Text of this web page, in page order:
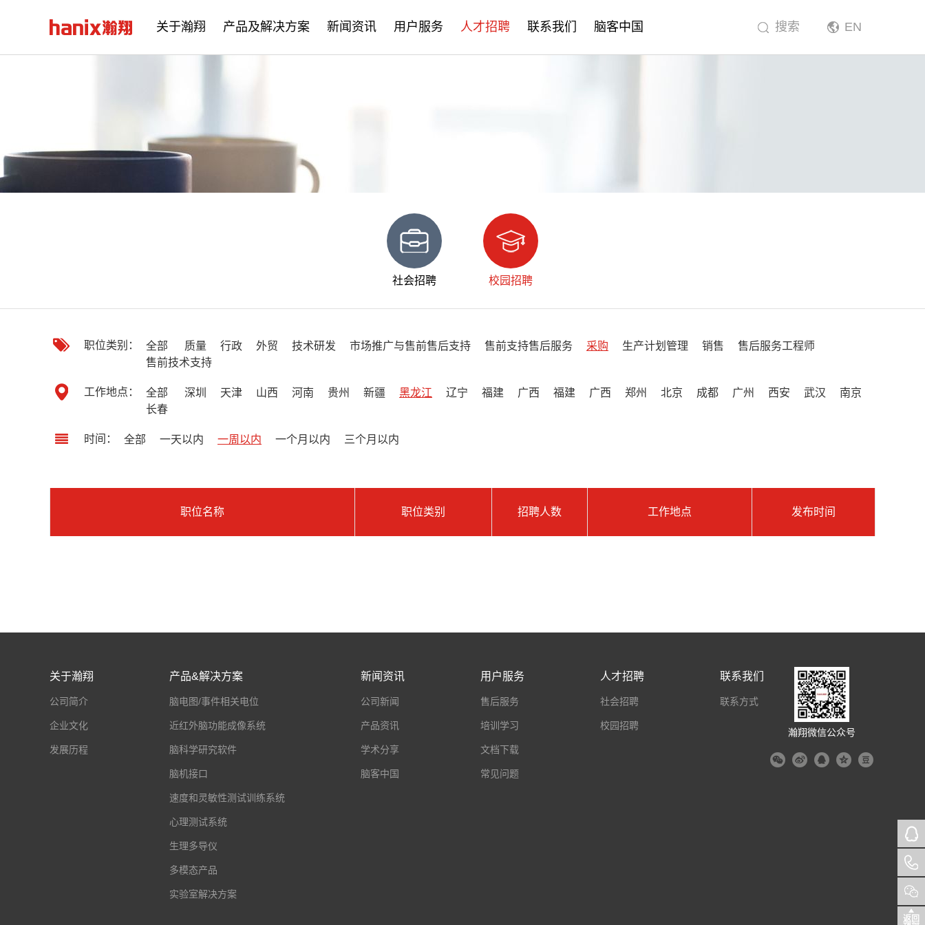
关于瀚翔 产品及解决方案 新闻资讯 用户服务 人才招聘 联系我们 脑客中国 EN
搜索
社会招聘 校园招聘
职位类别： 全部 质量 行政 外贸 技术研发 市场推广与售前售后支持 售前支持售后服务 采购 生产计划管理 销售
售后服务工程师
售前技术支持
工作地点： 全部 深圳 天津 山西 河南 贵州 新疆 黑龙江 辽宁 福建 广西 福建 广西 郑州 北京 成都 广州 西安 武汉
南京
长春
时间： 全部 一天以内 一周以内 一个月以内 三个月以内
职位名称 职位类别 招聘人数 工作地点 发布时间
瀚翔微信公众号
关于瀚翔
公司简介
企业文化
发展历程
产品&解决方案
脑电图/事件相关电位
近红外脑功能成像系统
脑科学研究软件
脑机接口
速度和灵敏性测试训练系统
心理测试系统
生理多导仪
多模态产品
实验室解决方案
新闻资讯
公司新闻
产品资讯
学术分享
脑客中国
用户服务
售后服务
培训学习
文档下载
常见问题
人才招聘
社会招聘
校园招聘
联系我们
联系方式
返回